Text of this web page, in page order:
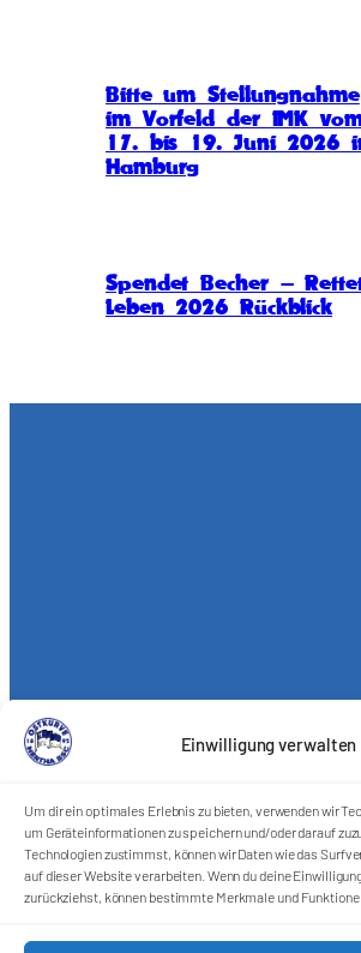
Einwilligung verwalten
Um dir ein optimales Erlebnis zu bieten, verwenden wir
um Geräteinformationen zu speichern und/oder darauf
Technologien zustimmst, können wir Daten wie das
auf dieser Website verarbeiten. Wenn du deine
zurückziehst, können bestimmte Merkmale und
Bitte um Stellungnahme
im Vorfeld der IMK
17. bis 19. Juni 2026
Hamburg
Spendet Becher –
Leben 2026 Rückblick